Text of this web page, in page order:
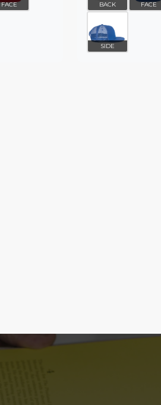
FACE BACK FACE
SIDE